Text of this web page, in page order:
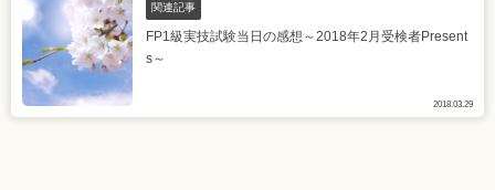
関連記事
FP1級実技試験当日の感想～2018年2月受検者Present
s～
2018.03.29